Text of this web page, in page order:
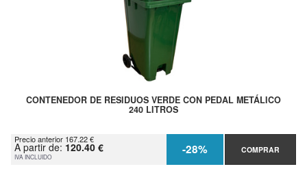
CONTENEDOR DE RESIDUOS VERDE CON PEDAL METÁLICO
240 LITROS
Precio anterior 167.22 €
A partir de: 120.40 €
IVA INCLUIDO -28% COMPRAR